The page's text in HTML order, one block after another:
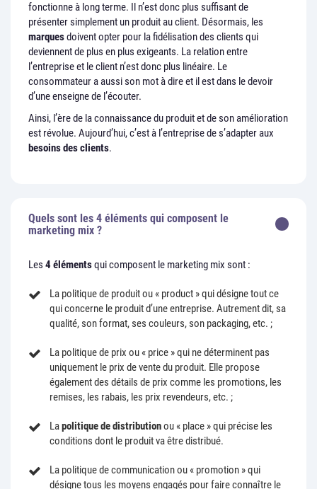
fonctionne à long terme. Il n’est donc plus suffisant de
présenter simplement un produit au client. Désormais, les
marquesdoivent opter pour la fidélisation des clients qui
deviennent de plus en plus exigeants. La relation entre
l’entreprise et le client n’est donc plus linéaire. Le
consommateur a aussi son mot à dire et il est dans le devoir
d’une enseigne de l’écouter.
Ainsi, l’ère de la connaissance du produit et de son amélioration
est révolue. Aujourd’hui, c’est à l’entreprise de s’adapter aux
besoins des clients.
Quels sont les 4 éléments qui composent le
marketing mix ?
Les 4 élémentsqui composent le marketing mix sont :
La politique de produit ou « product » qui désigne tout ce
qui concerne le produit d’une entreprise. Autrement dit, sa
qualité, son format, ses couleurs, son packaging, etc. ;
La politique de prix ou « price » qui ne déterminent pas
uniquement le prix de vente du produit. Elle propose
également des détails de prix comme les promotions, les
remises, les rabais, les prix revendeurs, etc. ;
Lapolitique de distributionou « place » qui précise les
conditions dont le produit va être distribué.
La politique de communication ou « promotion » qui
désigne tous les moyens engagés pour faire connaître le